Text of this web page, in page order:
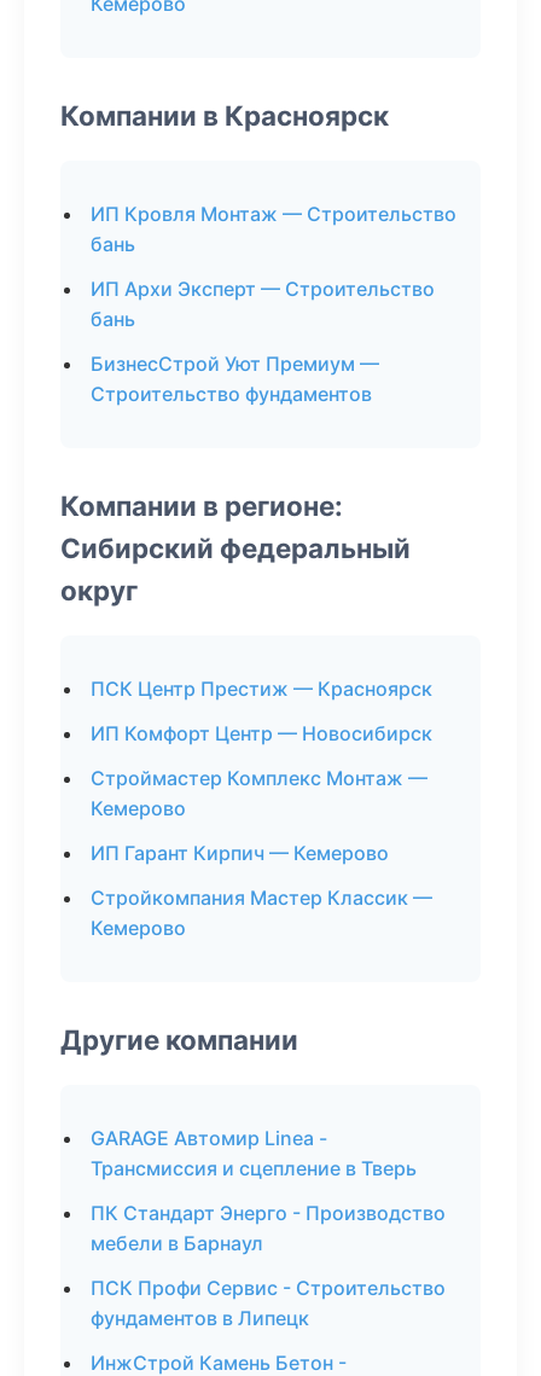
Компании в Красноярск
ИП Кровля Монтаж — Строительство
бань
ИП Архи Эксперт — Строительство
бань
БизнесСтрой Уют Премиум —
Строительство фундаментов
Компании в регионе:
Сибирский федеральный
округ
ПСК Центр Престиж — Красноярск
ИП Комфорт Центр — Новосибирск
Строймастер Комплекс Монтаж —
Кемерово
ИП Гарант Кирпич — Кемерово
Стройкомпания Мастер Классик —
Кемерово
Другие компании
GARAGE Автомир Linea -
Трансмиссия и сцепление в Тверь
ПК Стандарт Энерго - Производство
мебели в Барнаул
ПСК Профи Сервис - Строительство
фундаментов в Липецк
ИнжСтрой Камень Бетон -